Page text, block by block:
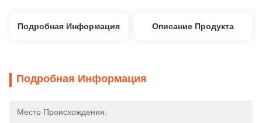
Подробная Информация Описание Продукта
Подробная Информация
Место Происхождения: